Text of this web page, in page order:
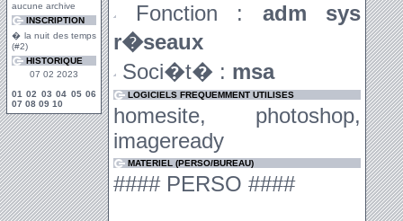
aucune archive
INSCRIPTION
� la nuit des temps
(#2)
HISTORIQUE
07 02 2023
01 02 03 04 05 06
07 08 09 10
Fonction : adm sys
r�seaux
Soci�t� : msa
LOGICIELS FREQUEMMENT UTILISES
homesite, photoshop,
imageready
MATERIEL (PERSO/BUREAU)
#### PERSO ####